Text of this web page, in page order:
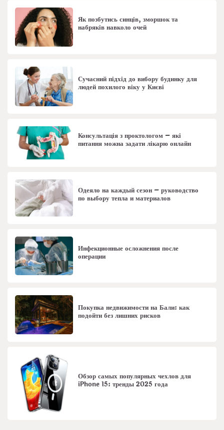
Як позбутись синців, зморшок та
набряків навколо очей
Сучасний підхід до вибору будинку для
людей похилого віку у Києві
Консультація з проктологом – які
питання можна задати лікарю онлайн
Одеяло на каждый сезон – руководство
по выбору тепла и материалов
Инфекционные осложнения после
операции
Покупка недвижимости на Бали: как
подойти без лишних рисков
Обзор самых популярных чехлов для
iPhone 15: тренды 2025 года